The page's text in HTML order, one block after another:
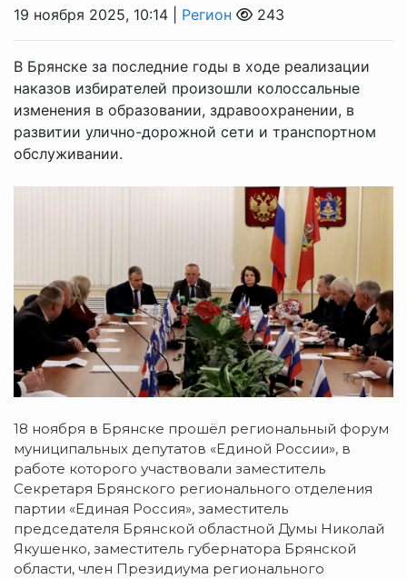
19 ноября 2025, 10:14 | Регион 243
В Брянске за последние годы в ходе реализации
наказов избирателей произошли колоссальные
изменения в образовании, здравоохранении, в
развитии улично-дорожной сети и транспортном
обслуживании.
18 ноября в Брянске прошёл региональный форум
муниципальных депутатов «Единой России», в
работе которого участвовали заместитель
Секретаря Брянского регионального отделения
партии «Единая Россия», заместитель
председателя Брянской областной Думы Николай
Якушенко, заместитель губернатора Брянской
области, член Президиума регионального